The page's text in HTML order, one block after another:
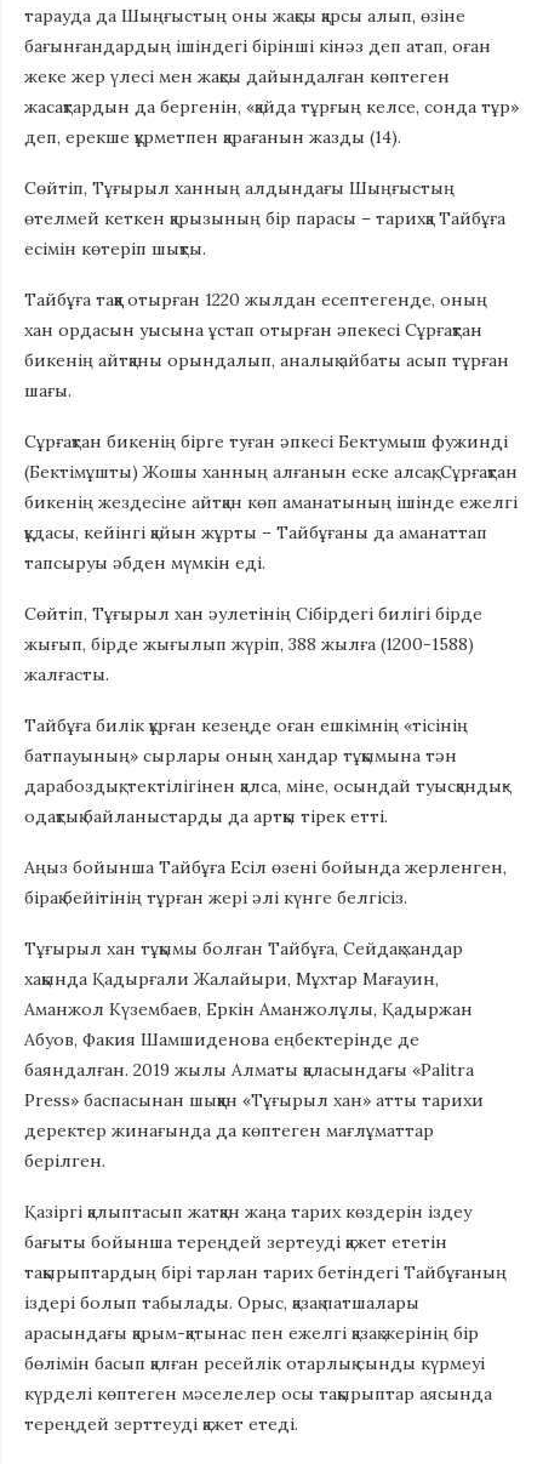
тарауда да Шыңғыстың оны жақсы қарсы алып, өзіне
бағынғандардың ішіндегі бірінші кінәз деп атап, оған
жеке жер үлесі мен жақсы дайындалған көптеген
жасақтардын да бергенін, «қайда тұрғың келсе, сонда тұр»
деп, ерекше құрметпен қарағанын жазды (14).
Сөйтіп, Тұғырыл ханның алдындағы Шыңғыстың
өтелмей кеткен қарызының бір парасы – тарихқа Тайбұға
есімін көтеріп шықты.
Тайбұға таққа отырған 1220 жылдан есептегенде, оның
хан ордасын уысына ұстап отырған әпекесі Сұрғақтан
бикенің айтқаны орындалып, аналық айбаты асып тұрған
шағы.
Сұрғақтан бикенің бірге туған әпкесі Бектумыш фужинді
(Бектімұшты) Жошы ханның алғанын еске алсақ, Сұрғақтан
бикенің жездесіне айтқан көп аманатының ішінде ежелгі
құдасы, кейінгі қайын жұрты – Тайбұғаны да аманаттап
тапсыруы әбден мүмкін еді.
Сөйтіп, Тұғырыл хан әулетінің Сібірдегі билігі бірде
жығып, бірде жығылып жүріп, 388 жылға (1200-1588)
жалғасты.
Тайбұға билік құрған кезеңде оған ешкімнің «тісінің
батпауының» сырлары оның хандар тұқымына тән
дарабоздық, тектілігінен қалса, міне, осындай туысқандық-
одақтық байланыстарды да артқы тірек етті.
Аңыз бойынша Тайбұға Есіл өзені бойында жерленген,
бірақ бейітінің тұрған жері әлі күнге белгісіз.
Тұғырыл хан тұқымы болған Тайбұға, Сейдақ хандар
хақында Қадырғали Жалайыри, Мұхтар Мағауин,
Аманжол Күзембаев, Еркін Аманжолұлы, Қадыржан
Абуов, Факия Шамшиденова еңбектерінде де
баяндалған. 2019 жылы Алматы қаласындағы «Palitra
Press» баспасынан шыққан «Тұғырыл хан» атты тарихи
деректер жинағында да көптеген мағлұматтар
берілген.
Қазіргі қалыптасып жатқан жаңа тарих көздерін іздеу
бағыты бойынша тереңдей зертеуді қажет ететін
тақырыптардың бірі тарлан тарих бетіндегі Тайбұғаның
іздері болып табылады. Орыс, қазақ патшалары
арасындағы қарым-қатынас пен ежелгі қазақ жерінің бір
бөлімін басып қалған ресейлік отарлық сынды күрмеуі
күрделі көптеген мәселелер осы тақырыптар аясында
тереңдей зерттеуді қажет етеді.